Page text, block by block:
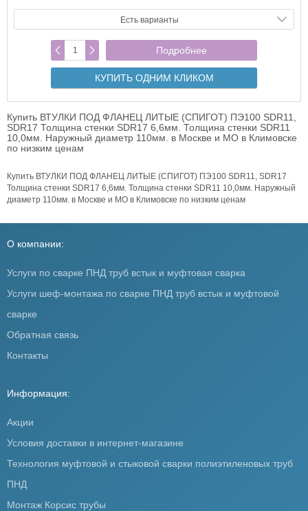
Есть варианты
Подробнее
КУПИТЬ ОДНИМ КЛИКОМ
Купить ВТУЛКИ ПОД ФЛАНЕЦ ЛИТЫЕ (СПИГОТ) ПЭ100 SDR11,
SDR17 Толщина стенки SDR17 6,6мм. Толщина стенки SDR11
10,0мм. Наружный диаметр 110мм. в Москве и МО в Климовске
по низким ценам
Купить ВТУЛКИ ПОД ФЛАНЕЦ ЛИТЫЕ (СПИГОТ) ПЭ100 SDR11, SDR17
Толщина стенки SDR17 6,6мм. Толщина стенки SDR11 10,0мм. Наружный
диаметр 110мм. в Москве и МО в Климовске по низким ценам
О компании:
Услуги по сварке ПНД труб встык и муфтовая сварка
Услуги шеф-монтажа по сварке ПНД труб встык и муфтовой
сварке
Обратная связь
Контакты
Информация:
Акции
Условия доставки в интернет-магазине
Технология муфтовой и стыковой сварки полиэтиленовых труб
ПНД
Монтаж Корсис трубы